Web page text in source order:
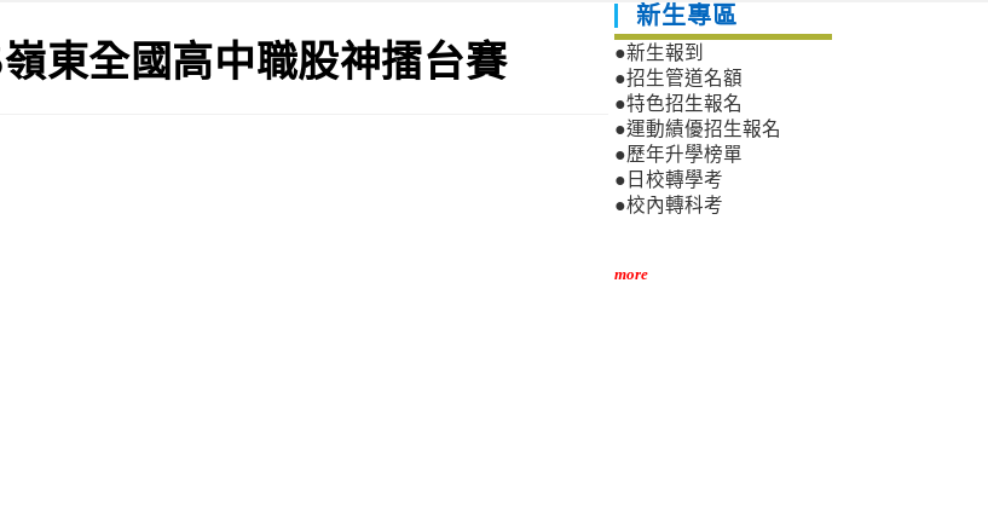
嶺東全國高中職股神擂台賽
新生專區
●新生報到
●招生管道名額
●特色招生報名
●運動績優招生報名
●歷年升學榜單
●日校轉學考
●校內轉科考
more